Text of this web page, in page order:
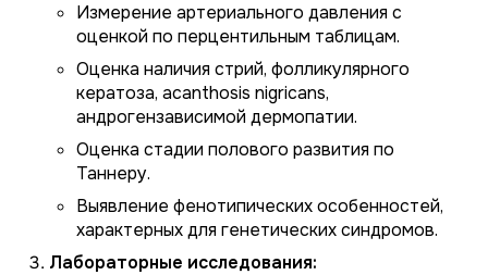
Измерение артериального давления с
оценкой по перцентильным таблицам.
Оценка наличия стрий, фолликулярного
кератоза, acanthosis nigricans,
андрогензависимой дермопатии.
Оценка стадии полового развития по
Таннеру.
Выявление фенотипических особенностей,
характерных для генетических синдромов.
Лабораторные исследования: